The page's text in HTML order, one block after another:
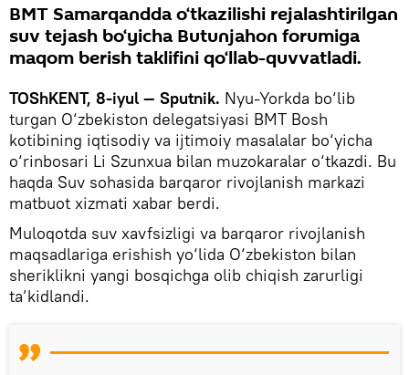
BMT Samarqandda o‘tkazilishi rejalashtirilgan
suv tejash bo‘yicha Butunjahon forumiga
maqom berish taklifini qo‘llab-quvvatladi.
TOShKENT, 8-iyul — Sputnik. Nyu-Yorkda bo‘lib
turgan O‘zbekiston delegatsiyasi BMT Bosh
kotibining iqtisodiy va ijtimoiy masalalar bo‘yicha
o‘rinbosari Li Szunxua bilan muzokaralar o‘tkazdi. Bu
haqda Suv sohasida barqaror rivojlanish markazi
matbuot xizmati xabar berdi.
Muloqotda suv xavfsizligi va barqaror rivojlanish
maqsadlariga erishish yo‘lida O‘zbekiston bilan
sheriklikni yangi bosqichga olib chiqish zarurligi
ta’kidlandi.